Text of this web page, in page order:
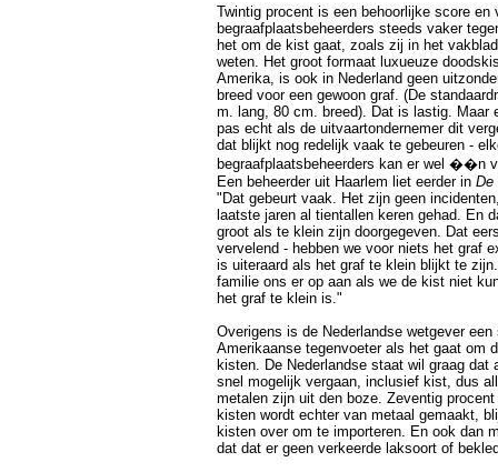
Twintig procent is een behoorlijke score en
begraafplaatsbeheerders steeds vaker
het om de kist gaat, zoals zij in het
weten. Het groot formaat luxueuze
Amerika, is ook in Nederland geen
breed voor een gewoon graf. (De
m. lang, 80 cm. breed). Dat is lastig. Maar
pas echt als de uitvaartondernemer dit
dat blijkt nog redelijk vaak te gebeuren -
begraafplaatsbeheerders kan er wel ��n
Een beheerder uit Haarlem liet eerder in De
"Dat gebeurt vaak. Het zijn geen
laatste jaren al tientallen keren gehad. En
groot als te klein zijn doorgegeven. Dat
vervelend - hebben we voor niets het graf
is uiteraard als het graf te klein blijkt te
familie ons er op aan als we de kist niet
het graf te klein is."
Overigens is de Nederlandse wetgever
Amerikaanse tegenvoeter als het gaat om
kisten. De Nederlandse staat wil graag dat
snel mogelijk vergaan, inclusief kist, dus
metalen zijn uit den boze. Zeventig
kisten wordt echter van metaal gemaakt,
kisten over om te importeren. En ook dan
dat dat er geen verkeerde laksoort of